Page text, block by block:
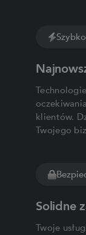
klientów.
Twojego
Solidne
Twoje